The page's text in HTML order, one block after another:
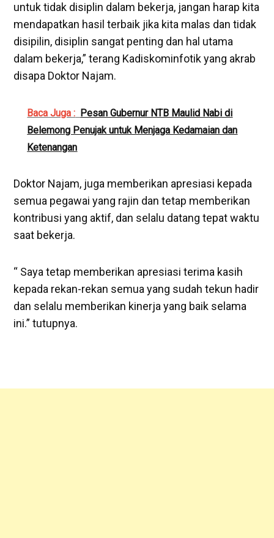
untuk tidak disiplin dalam bekerja, jangan harap kita
mendapatkan hasil terbaik jika kita malas dan tidak
disipilin, disiplin sangat penting dan hal utama
dalam bekerja,” terang Kadiskominfotik yang akrab
disapa Doktor Najam.
Baca Juga : Pesan Gubernur NTB Maulid Nabi di
Belemong Penujak untuk Menjaga Kedamaian dan
Ketenangan
Doktor Najam, juga memberikan apresiasi kepada
semua pegawai yang rajin dan tetap memberikan
kontribusi yang aktif, dan selalu datang tepat waktu
saat bekerja.
“ Saya tetap memberikan apresiasi terima kasih
kepada rekan-rekan semua yang sudah tekun hadir
dan selalu memberikan kinerja yang baik selama
ini.” tutupnya.